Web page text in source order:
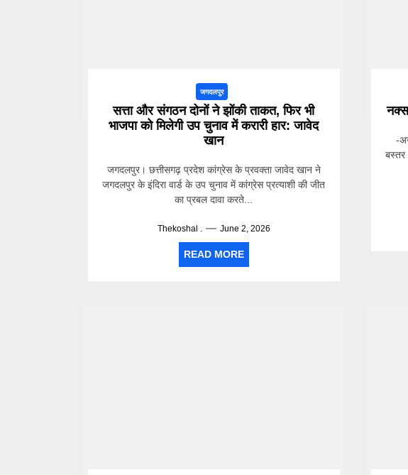
जगदलपुर
सत्ता और संगठन दोनों ने झोंकी ताकत, फिर भी
भाजपा को मिलेगी उप चुनाव में करारी हार: जावेद
खान
जगदलपुर। छत्तीसगढ़ प्रदेश कांग्रेस के प्रवक्ता जावेद खान ने
जगदलपुर के इंदिरा वार्ड के उप चुनाव में कांग्रेस प्रत्याशी की जीत
का प्रबल दावा करते...
Thekoshal . June 2, 2026
READ MORE
-